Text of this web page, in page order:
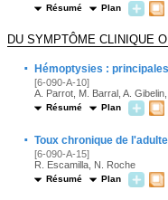
Résumé Plan
DU SYMPTÔME CLINIQUE
· Hémoptysies :
[6-090-A-10]
A. Parrot, M. Barral, A.
Résumé Plan
· Toux chronique de
[6-090-A-15]
R. Escamilla, N. Roche
Résumé Plan